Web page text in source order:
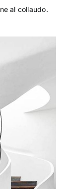
al collaudo.